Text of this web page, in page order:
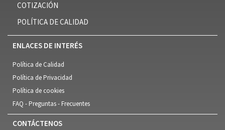
COTIZACIÓN
POLÍTICA DE CALIDAD
ENLACES DE INTERÉS
Política de Calidad
Política de Privacidad
Política de cookies
FAQ - Preguntas - Frecuentes
CONTÁCTENOS